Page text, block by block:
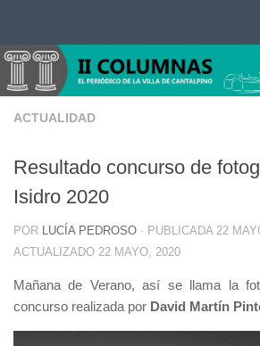
ACTUALIDAD
Resultado concurso de
Isidro 2020
POR LUCÍA PEDROSO · PUBLICADA 22
ACTUALIZADO 22 MAYO, 2020
Mañana de Verano, así se llama la
concurso realizada por David Martín